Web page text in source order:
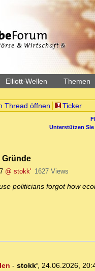
Elliott-Wellen Themen
Thread öffnen Ticker
Unterstützen
@ stokk' 1627 Views
politicians forgot how
- stokk', 24.06.2026,